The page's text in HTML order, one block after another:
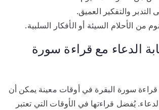
التدبر والتفكير العميق.
من الأحلام السيئة أو الأفكار السلبية.
الدعاء مع قراءة سورة
قراءة سورة البقرة في أوقات معينة يمكن أن
يُفضل قراءتها في الأوقات التي تعتبر